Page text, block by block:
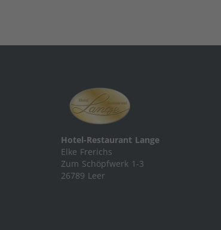
Hotel-Restaurant Lange
Elke Frerichs
Zum Schöpfwerk 1-3
26789 Leer